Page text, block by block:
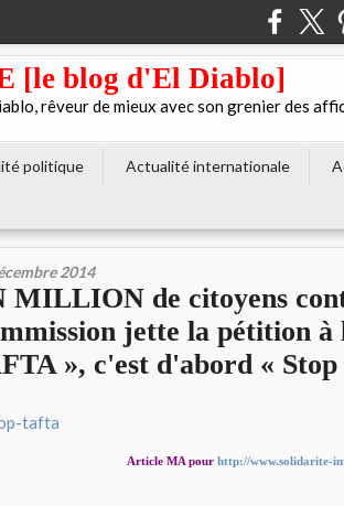
[le blog d'El Diablo]
rêveur de mieux avec son grenier des
politique Actualité internationale
2014
MILLION de citoyens
jette la pétition à
», c'est d'abord «
Article MA pour http://www.solidarite-